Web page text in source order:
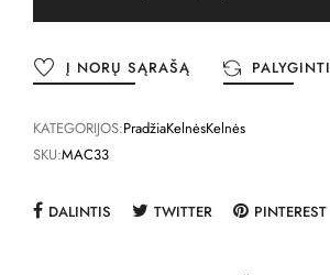
Į NORŲ SĄRAŠĄ PALYGINTI
KATEGORIJOS:PradžiaKelnėsKelnės
SKU:MAC33
DALINTIS TWITTER PINTEREST